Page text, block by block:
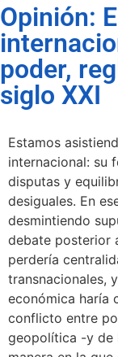
Opinión:
poder,
siglo XXI
Estamos
internacional: su
disputas y
desiguales. En
desmintiendo
debate posterior
perdería
transnacionales,
económica haría
conflicto entre
geopolítica -y de